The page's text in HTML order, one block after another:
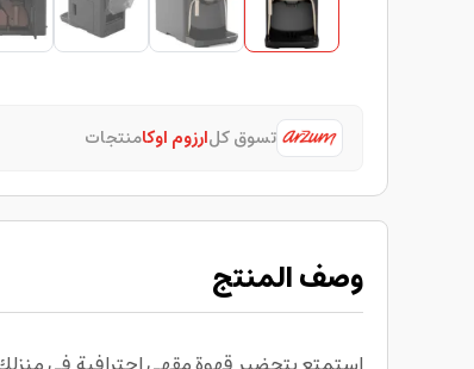
تسوق كلارزوم اوكامنتجات
وصف المنتج